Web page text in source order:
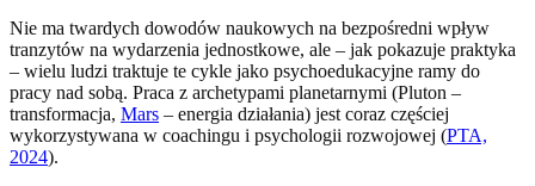
Nie ma twardych dowodów naukowych na bezpośredni wpływ
tranzytów na wydarzenia jednostkowe, ale – jak pokazuje praktyka
– wielu ludzi traktuje te cykle jako psychoedukacyjne ramy do
pracy nad sobą. Praca z archetypami planetarnymi (Pluton –
transformacja, Mars – energia działania) jest coraz częściej
wykorzystywana w coachingu i psychologii rozwojowej (PTA,
2024).